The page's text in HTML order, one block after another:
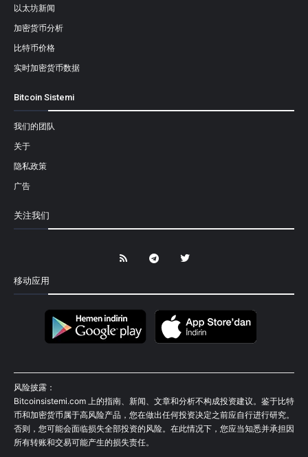
以太坊新闻
加密货币分析
比特币价格
实时加密货币数据
Bitcoin Sistemi
我们的团队
关于
隐私政策
广告
关注我们
移动应用
风险披露：
Bitcoinsistemi.com 上的指南、新闻、文章和分析不构成投资建议。鉴于比特
币和加密货币属于高风险产品，您在做出任何投资决定之前应自行进行研究。
否则，您可能会面临损失全部投资的风险。在此情况下，您应当知悉并承担因
所有转账和交易可能产生的损失责任。